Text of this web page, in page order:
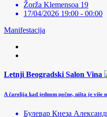
Žorža Klemensoa 19
17/04/2026 19:00 - 00:00
Manifestacija
Letnji Beogradski Salon Vina
A čarolija kad jednom počne, ništa je više
Булевар Кнеза